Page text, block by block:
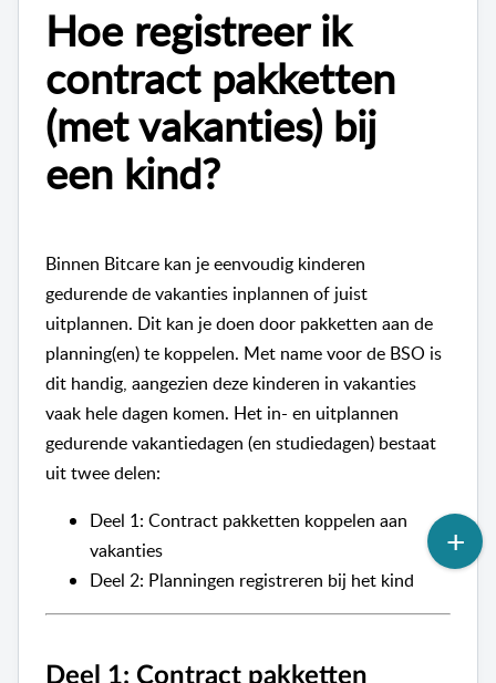
Hoe registreer ik
contract pakketten
(met vakanties) bij
een kind?
Binnen Bitcare kan je eenvoudig kinderen
gedurende de vakanties inplannen of juist
uitplannen. Dit kan je doen door pakketten aan de
planning(en) te koppelen. Met name voor de BSO is
dit handig, aangezien deze kinderen in vakanties
vaak hele dagen komen. Het in- en uitplannen
gedurende vakantiedagen (en studiedagen) bestaat
uit twee delen:
Deel 1: Contract pakketten koppelen aan
vakanties
Deel 2: Planningen registreren bij het kind
Deel 1: Contract pakketten